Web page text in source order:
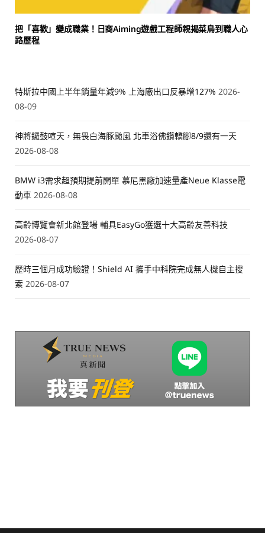
把「喜歡」變成職業！日商Aiming遊戲工程師親揭菜鳥到職人心
路歷程
特斯拉中國上半年銷量年減9% 上海廠出口反暴增127% 2026-
08-09
神將鑼鼓喧天，無畏白海豚颱風 北車浴佛鑽轎腳8/9還有一天
2026-08-08
BMW i3需求超預期提前開單 慕尼黑廠加速量產Neue Klasse電
動車 2026-08-08
高齡博覽會新北館登場 輔具EasyGo獲選十大高齡友善科技
2026-08-07
歷時三個月成功驗證！Shield AI 攜手中科院完成無人機自主搜
索 2026-08-07